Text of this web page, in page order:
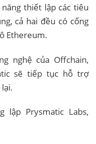
thiết lập các tiêu
cả hai đều có cống
Ethereum.
nghệ của Offchain,
sẽ tiếp tục hỗ trợ
lập Prysmatic Labs,